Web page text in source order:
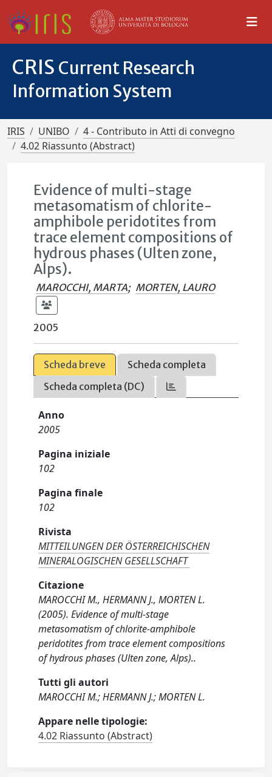
CRIS Current Research
Information System
IRIS UNIBO
4 - Contributo in Atti di convegno
4.02 Riassunto (Abstract)
Evidence of multi-stage
metasomatism of chlorite-
amphibole peridotites from
trace element compositions of
hydrous phases (Ulten zone,
Alps).
MAROCCHI, MARTA; MORTEN, LAURO
2005
Scheda breve
Scheda completa
Scheda completa (DC)
Anno
2005
Pagina iniziale
102
Pagina finale
102
Rivista
MITTEILUNGEN DER ÖSTERREICHISCHEN
MINERALOGISCHEN GESELLSCHAFT
Citazione
MAROCCHI M., HERMANN J., MORTEN L.
(2005). Evidence of multi-stage
metasomatism of chlorite-amphibole
peridotites from trace element compositions
of hydrous phases (Ulten zone, Alps)..
Tutti gli autori
MAROCCHI M.; HERMANN J.; MORTEN L.
Appare nelle tipologie:
4.02 Riassunto (Abstract)